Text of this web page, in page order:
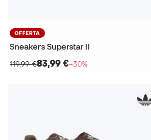
OFFERTA
Sneakers Superstar II
119,99 €83,99 €−30%